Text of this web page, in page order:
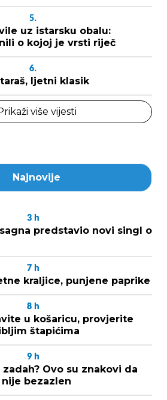
5.
uz istarsku obalu:
o kojoj je vrsti riječ
6.
ljetni klasik
više vijesti
Najnovije
3 h
predstavio novi singl o
7 h
kraljice, punjene paprike
8 h
u košaricu, provjerite
štapićima
9 h
Ovo su znakovi da
bezazlen